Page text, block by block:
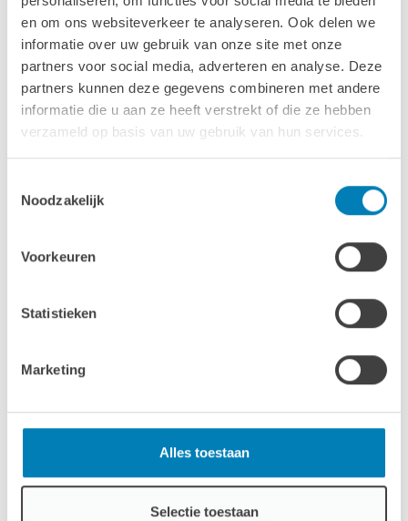
en om ons websiteverkeer te analyseren. Ook delen we
informatie over uw gebruik van onze site met onze
partners voor social media, adverteren en analyse. Deze
partners kunnen deze gegevens combineren met andere
informatie die u aan ze heeft verstrekt of die ze hebben
verzameld op basis van uw gebruik van hun services.
Noodzakelijk
Voorkeuren
Statistieken
Marketing
Alles toestaan
Selectie toestaan
Oppervlakte
15.6 m2
Wandhoogte & nokhoogte
223 / 262 cm
40 mm
272 cm
Ramen & deuren
Download productsheet